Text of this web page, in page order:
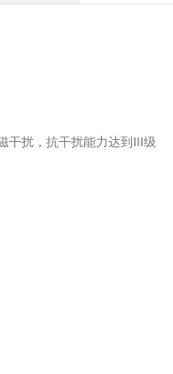
干扰，抗干扰能力达到III级